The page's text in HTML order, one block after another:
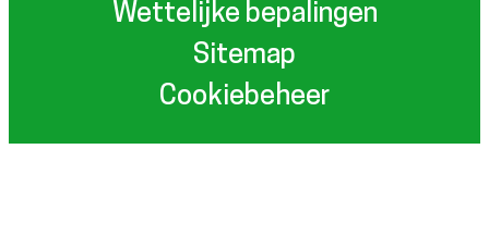
Wettelijke bepalingen
Sitemap
Cookiebeheer